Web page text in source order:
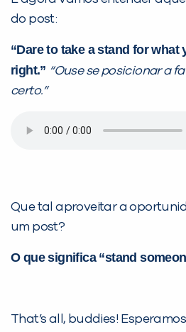
do post:
“Dare to take a stand for what
right.” “Ouse se posicionar a
certo.”
Que tal aproveitar a
um post?
O que significa “stand
That’s all, buddies!